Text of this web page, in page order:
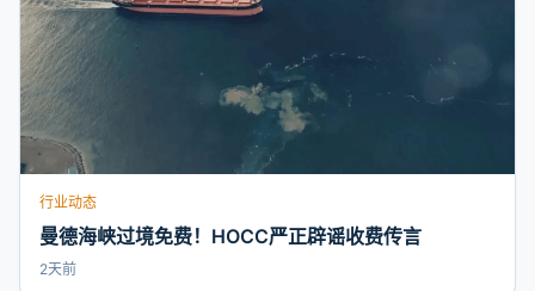
行业动态
曼德海峡过境免费！HOCC严正辟谣收费传言
2天前